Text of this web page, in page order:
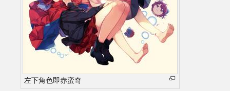
左下角色即赤蛮奇
同人二次创作
同人社团列表
同人志分类